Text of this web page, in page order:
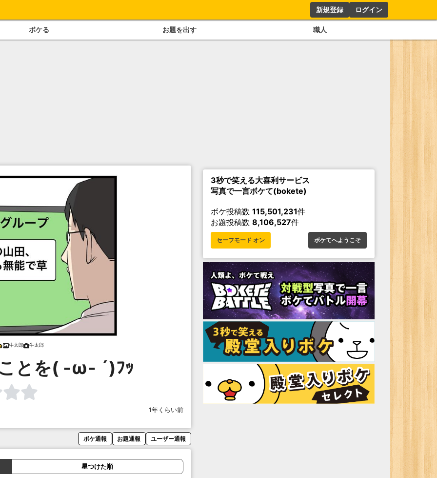
新規登録 ログイン
ボケる お題を出す 職人
牛太郎 牛太郎
とを( -ω- ´)ﾌｯ
1年くらい前
ボケ通報 お題通報 ユーザー通報
星つけた順
3秒で笑える大喜利サービス
写真で一言ボケて(bokete)
ボケ投稿数 115,501,231件
お題投稿数 8,106,527件
セーフモード オン ボケてへようこそ